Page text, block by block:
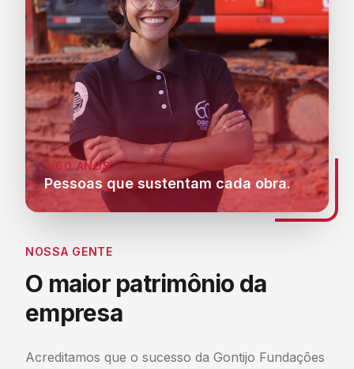
+ 60 ANOS
Pessoas que sustentam cada obra.
NOSSA GENTE
O maior patrimônio da
empresa
Acreditamos que o sucesso da Gontijo Fundações